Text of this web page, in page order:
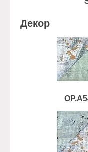
Декор